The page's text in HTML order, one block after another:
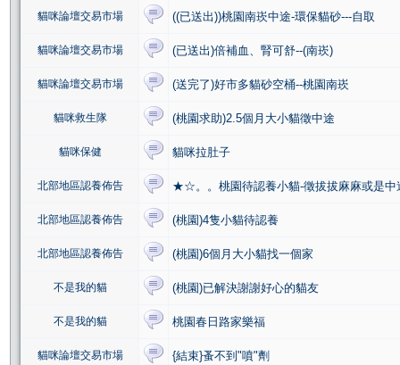
貓咪論壇交易市場 ((已送出))桃園南崁中途-環保貓砂---自取
貓咪論壇交易市場 (已送出)倍補血、腎可舒--(南崁)
貓咪論壇交易市場 (送完了)好市多貓砂空桶--桃園南崁
貓咪救生隊 (桃園求助)2.5個月大小貓徵中途
貓咪保健 貓咪拉肚子
北部地區認養佈告 ★☆。。桃園待認養小貓-徵拔拔麻麻或是
北部地區認養佈告 (桃園)4隻小貓待認養
北部地區認養佈告 (桃園)6個月大小貓找一個家
不是我的貓 (桃園)已解決謝謝好心的貓友
不是我的貓 桃園春日路家樂福
貓咪論壇交易市場 {結束}蚤不到"噴"劑